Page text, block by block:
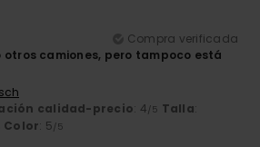
Compra verificada
otros camiones, pero tampoco está
calidad-precio: 4/5 Talla:
Color: 5/5